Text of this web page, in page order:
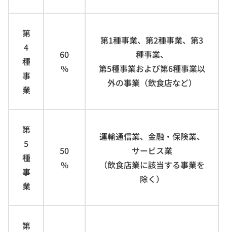
第
4
種
事
業
60
%
第1種事業、第2種事業、第3
種事業、
第5種事業および第6種事業以
外の事業（飲食店など）
第
5
種
事
業
50
%
運輸通信業、金融・保険業、
サービス業
（飲食店業に該当する事業を
除く）
第